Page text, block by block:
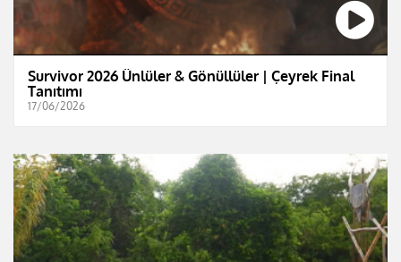
Survivor 2026 Ünlüler & Gönüllüler | Çeyrek Final
Tanıtımı
17/06/2026